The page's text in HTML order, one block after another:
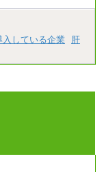
4,000円）
している企業
肝